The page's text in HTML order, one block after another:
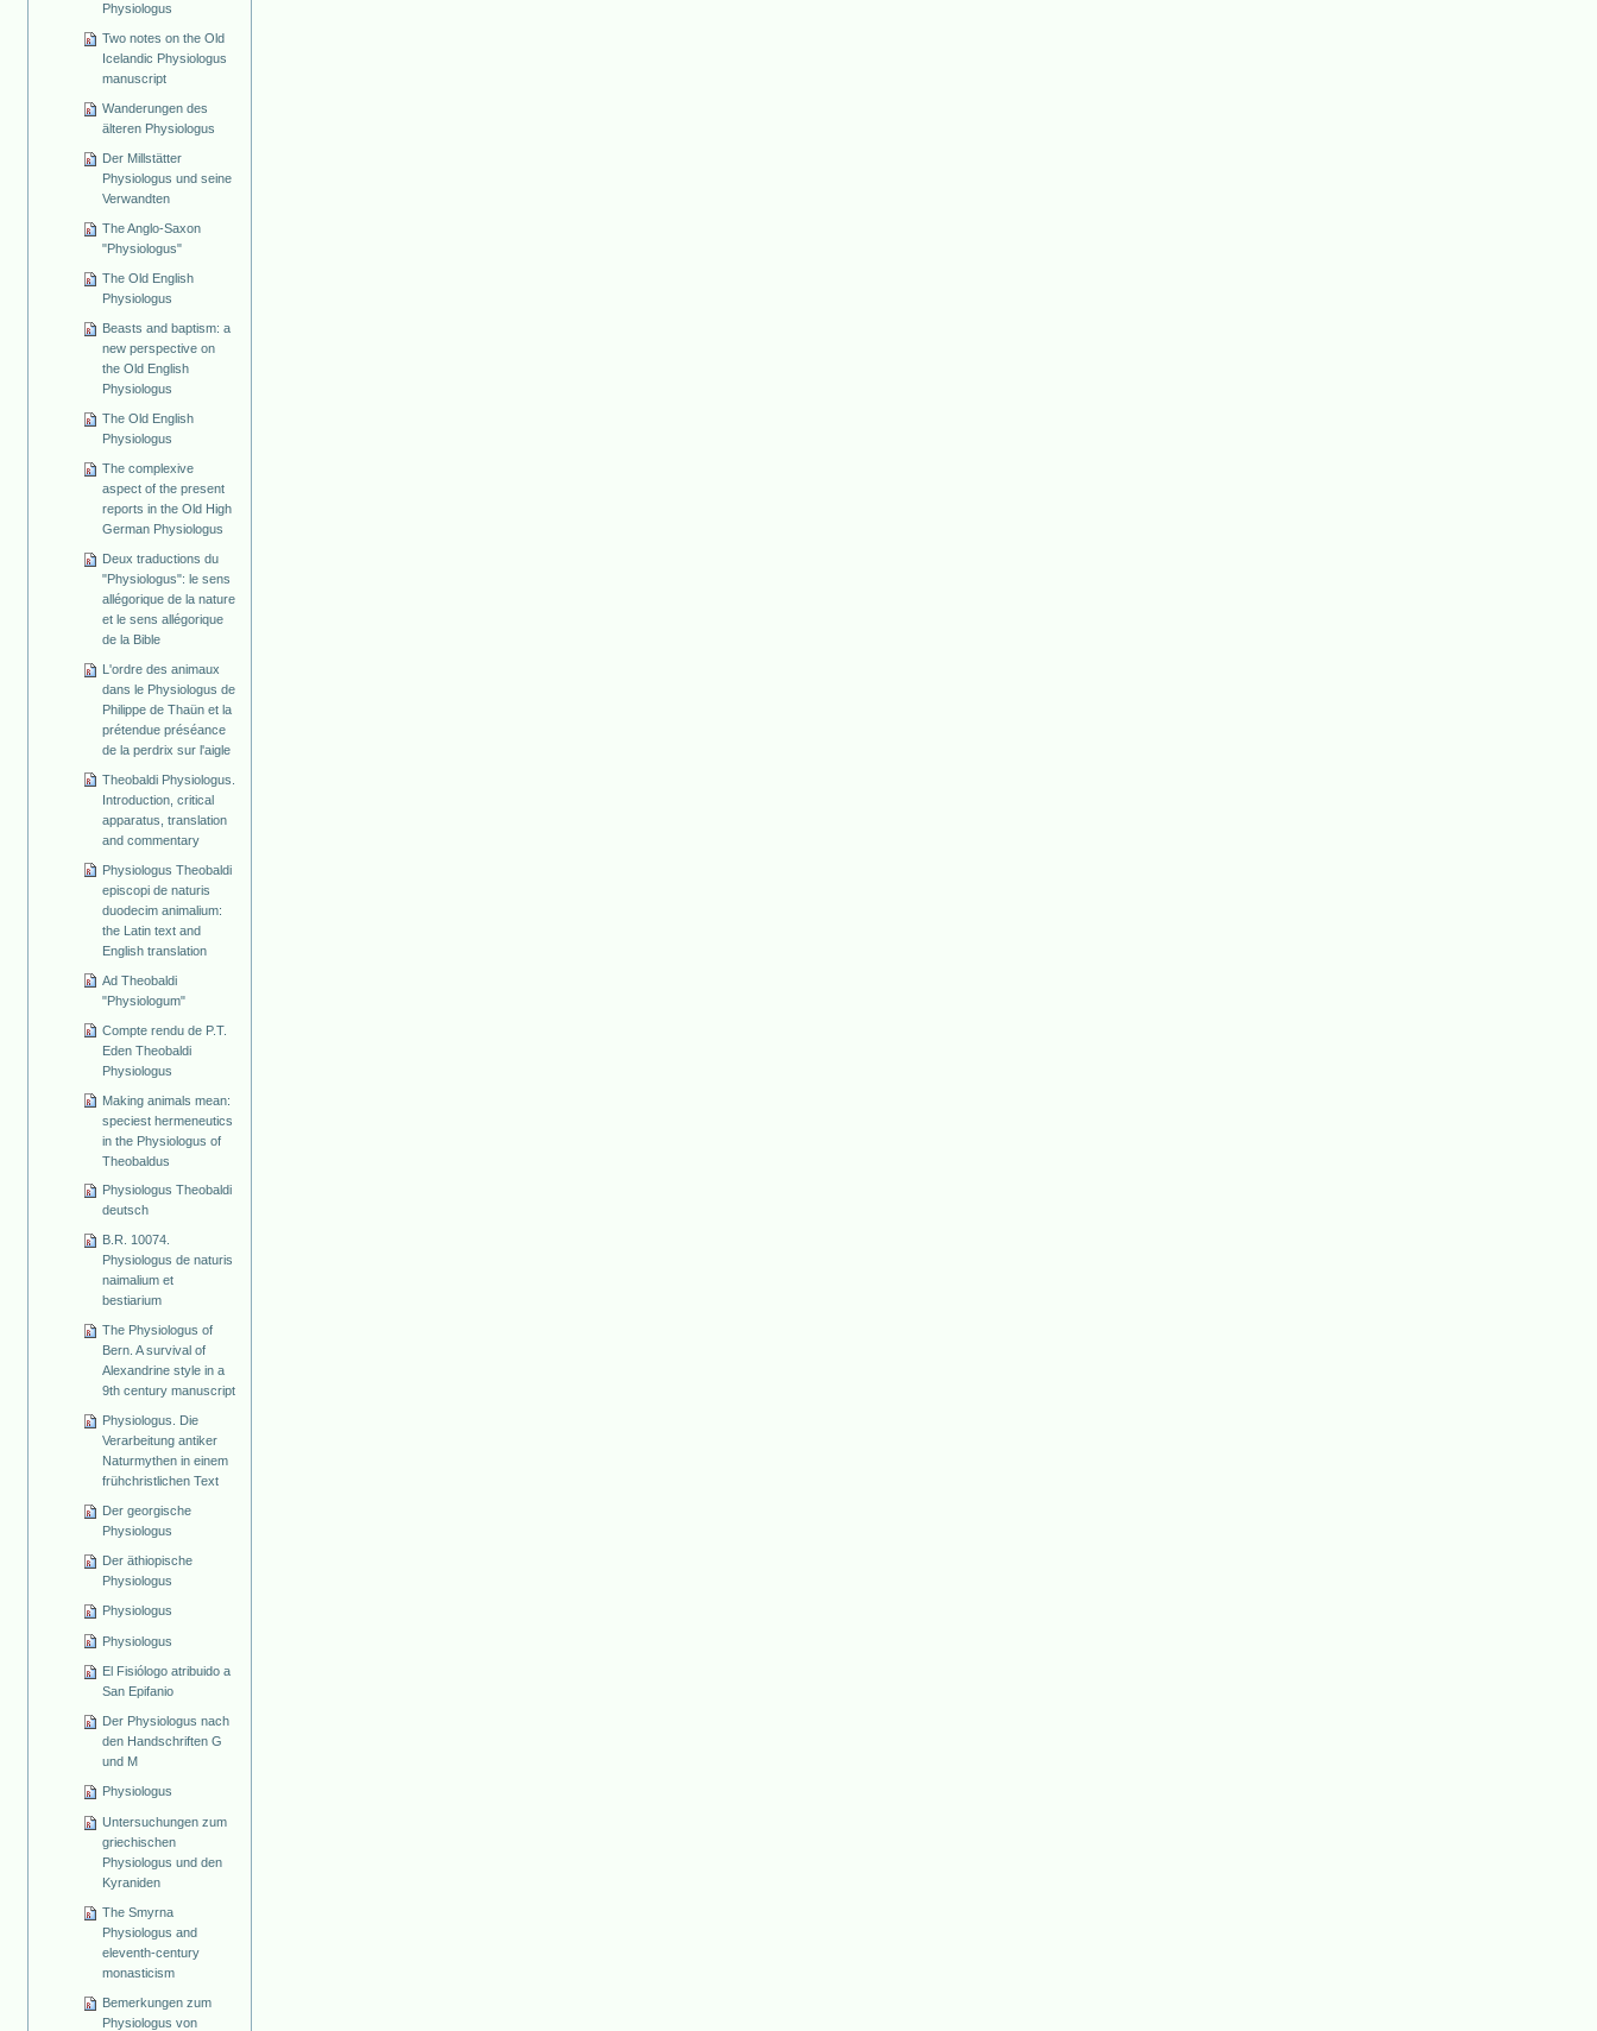
Physiologus
Two notes on the Old
Icelandic Physiologus
manuscript
Wanderungen des
älteren Physiologus
Der Millstätter
Physiologus und seine
Verwandten
The Anglo-Saxon
"Physiologus"
The Old English
Physiologus
Beasts and baptism: a
new perspective on
the Old English
Physiologus
The Old English
Physiologus
The complexive
aspect of the present
reports in the Old High
German Physiologus
Deux traductions du
"Physiologus": le sens
allégorique de la nature
et le sens allégorique
de la Bible
L'ordre des animaux
dans le Physiologus de
Philippe de Thaün et la
prétendue préséance
de la perdrix sur l'aigle
Theobaldi Physiologus.
Introduction, critical
apparatus, translation
and commentary
Physiologus Theobaldi
episcopi de naturis
duodecim animalium:
the Latin text and
English translation
Ad Theobaldi
"Physiologum"
Compte rendu de P.T.
Eden Theobaldi
Physiologus
Making animals mean:
speciest hermeneutics
in the Physiologus of
Theobaldus
Physiologus Theobaldi
deutsch
B.R. 10074.
Physiologus de naturis
naimalium et
bestiarium
The Physiologus of
Bern. A survival of
Alexandrine style in a
9th century manuscript
Physiologus. Die
Verarbeitung antiker
Naturmythen in einem
frühchristlichen Text
Der georgische
Physiologus
Der äthiopische
Physiologus
Physiologus
Physiologus
El Fisiólogo atribuido a
San Epifanio
Der Physiologus nach
den Handschriften G
und M
Physiologus
Untersuchungen zum
griechischen
Physiologus und den
Kyraniden
The Smyrna
Physiologus and
eleventh-century
monasticism
Bemerkungen zum
Physiologus von